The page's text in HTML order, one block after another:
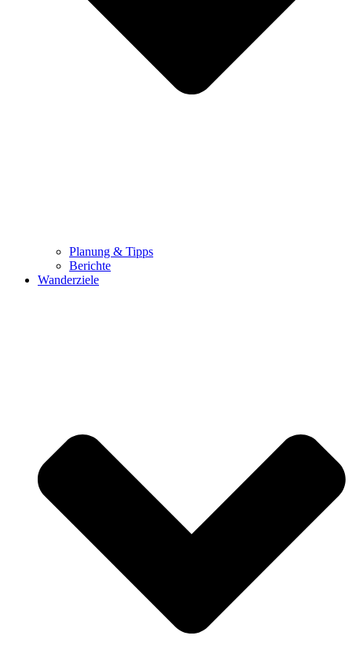
Planung & Tipps
Berichte
Wanderziele